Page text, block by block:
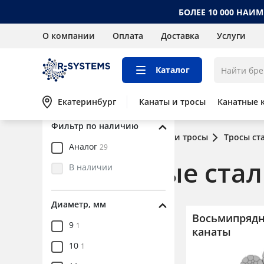
БОЛЕЕ 10 000
О компании Оплата Доставка Услуги
Каталог
Екатеринбург Канаты и тросы Канатные
Канаты и тросы Тросы
Импортные
Канаты и тросы
Канаты и тросы стальные
Цена, руб.
от
Фильтр по наличию
В наличии
Аналог 29
Диаметр, мм
9 1
10 1
канаты